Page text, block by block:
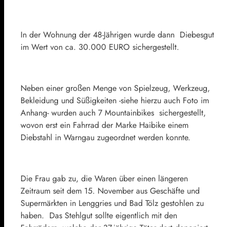
In der Wohnung der 48-Jährigen wurde dann Diebesgut
im Wert von ca. 30.000 EURO sichergestellt.
Neben einer großen Menge von Spielzeug, Werkzeug,
Bekleidung und Süßigkeiten -siehe hierzu auch Foto im
Anhang- wurden auch 7 Mountainbikes sichergestellt,
wovon erst ein Fahrrad der Marke Haibike einem
Diebstahl in Warngau zugeordnet werden konnte.
Die Frau gab zu, die Waren über einen längeren
Zeitraum seit dem 15. November aus Geschäfte und
Supermärkten in Lenggries und Bad Tölz gestohlen zu
haben. Das Stehlgut sollte eigentlich mit den